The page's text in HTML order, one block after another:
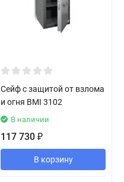
Сейф с защитой от взлома
и огня BMI 3102
В наличии
117 730 ₽
В корзину